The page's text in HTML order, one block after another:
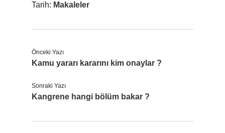
Tarih: Makaleler
Önceki Yazı
Kamu yararı kararını kim onaylar ?
Sonraki Yazı
Kangrene hangi bölüm bakar ?